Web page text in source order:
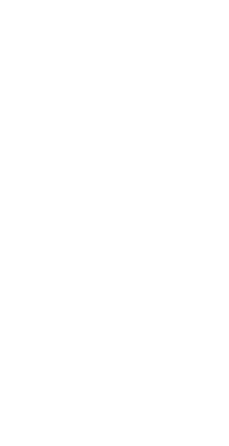
Les produits